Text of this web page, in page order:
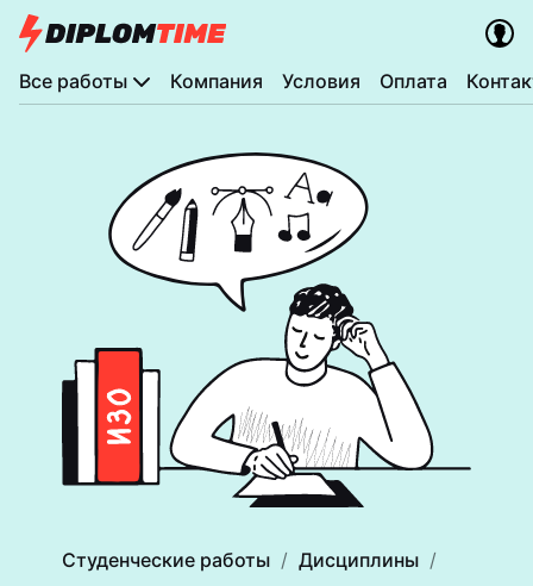
Все работы Компания Условия Оплата
Студенческие работы
Дисциплины